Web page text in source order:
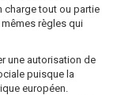
charge tout ou partie
règles qui
une autorisation de
puisque la
européen.